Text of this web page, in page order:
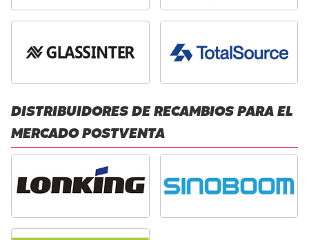
DISTRIBUIDORES DE RECAMBIOS PARA EL
MERCADO POSTVENTA